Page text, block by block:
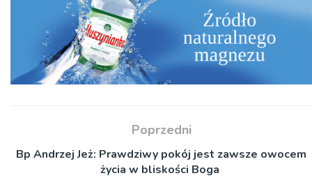
Poprzedni
Bp Andrzej Jeż: Prawdziwy pokój jest zawsze owocem
życia w bliskości Boga